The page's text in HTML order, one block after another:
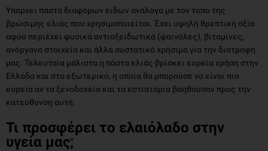
Υπάρχει πάστα διαφόρων ειδών ανάλογα με τον τύπο της
βρώσιμης ελιάς που χρησιμοποιείται. Έχει υψηλή θρεπτική αξία
αφού περιέχει φυσικά αντιοξειδωτικά (φαινόλες), βιταμίνες,
ανόργανα στοιχεία και άλλα συστατικά χρήσιμα για την διατροφή
μας. Τελευταία μάλιστα η πάστα ελιάς βρίσκει ευρεία χρήση στην
Ελλάδα και στο εξωτερικό, η οποία θα μπορούσε να είναι πιο
ευρεία αν τα ξενοδοχεία και τα εστιατόρια βοηθούσαν προς την
κατεύθυνση αυτή.
Τι προσφέρει το ελαιόλαδο στην
υγεία μας;